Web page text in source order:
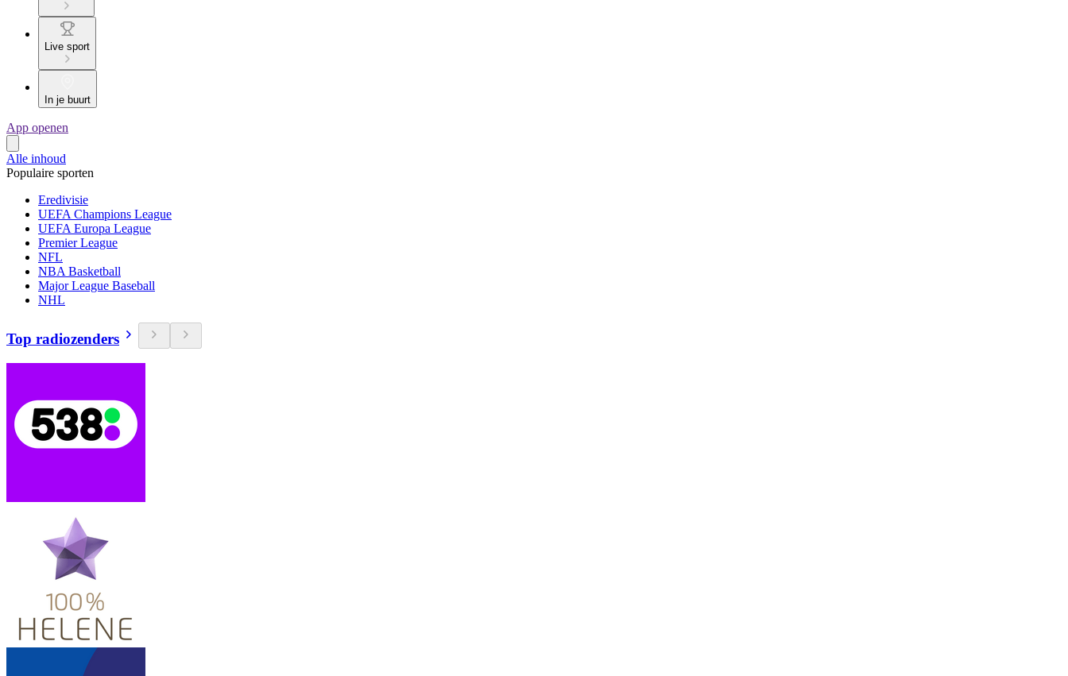
Live sport
In je buurt
App openen
Alle inhoud
Populaire sporten
Eredivisie
UEFA Champions League
UEFA Europa League
Premier League
NFL
NBA Basketball
Major League Baseball
NHL
Top radiozenders